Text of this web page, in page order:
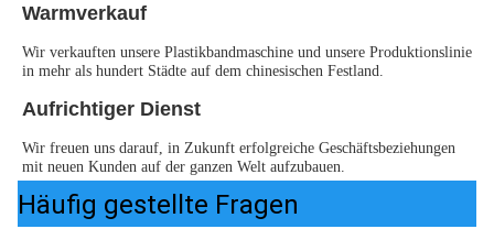
Warmverkauf
Wir verkauften unsere Plastikbandmaschine und unsere Produktionslinie
in mehr als hundert Städte auf dem chinesischen Festland.
Aufrichtiger Dienst
Wir freuen uns darauf, in Zukunft erfolgreiche Geschäftsbeziehungen
mit neuen Kunden auf der ganzen Welt aufzubauen.
Häufig gestellte Fragen